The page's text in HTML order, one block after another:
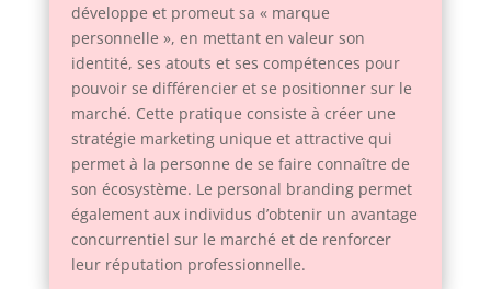
développe et promeut sa « marque
personnelle », en mettant en valeur son
identité, ses atouts et ses compétences pour
pouvoir se différencier et se positionner sur le
marché. Cette pratique consiste à créer une
stratégie marketing unique et attractive qui
permet à la personne de se faire connaître de
son écosystème. Le personal branding permet
également aux individus d’obtenir un avantage
concurrentiel sur le marché et de renforcer
leur réputation professionnelle.